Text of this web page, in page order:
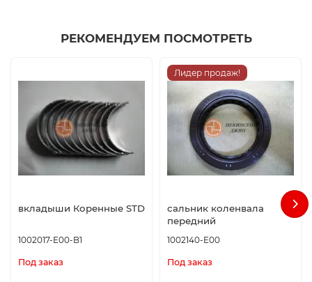
РЕКОМЕНДУЕМ ПОСМОТРЕТЬ
вкладыши Коренные STD
1002017-E00-B1
Под заказ
Лидер продаж!
сальник коленвала
передний
1002140-E00
Под заказ